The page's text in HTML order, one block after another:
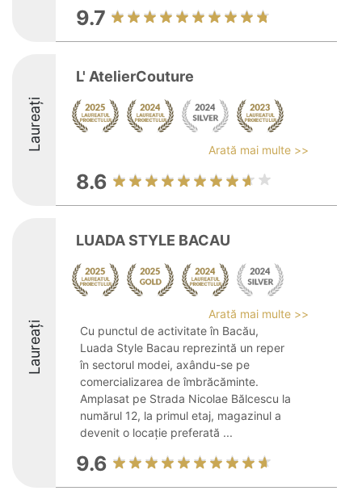
9.7
Laureați
L' AtelierCouture
Arată mai multe >>
8.6
Laureați
LUADA STYLE BACAU
Arată mai multe >>
Cu punctul de activitate în Bacău,
Luada Style Bacau reprezintă un reper
în sectorul modei, axându-se pe
comercializarea de îmbrăcăminte.
Amplasat pe Strada Nicolae Bălcescu la
numărul 12, la primul etaj, magazinul a
devenit o locație preferată ...
9.6